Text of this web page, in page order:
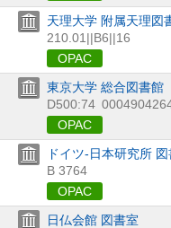
天理大学 附属天理図
210.01||B6||16
OPAC
東京大学 総合図書館
D500:74
OPAC
ドイツ-日本研究所 図
B 3764
OPAC
日仏会館 図書室